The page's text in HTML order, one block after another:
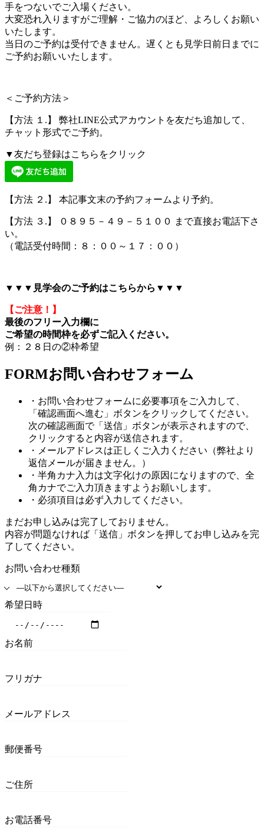
手をつないでご入場ください。
大変恐れ入りますがご理解・ご協力のほど、よろしくお願い
いたします。
当日のご予約は受付できません。遅くとも見学日前日までに
ご予約お願いいたします。
＜ご予約方法＞
【方法 １.】 弊社LINE公式アカウントを友だち追加して、
チャット形式でご予約。
▼友だち登録はこちらをクリック
【方法 ２.】 本記事文末の予約フォームより予約。
【方法 ３.】 ０８９５－４９－５１００ まで直接お電話下さ
い。
（電話受付時間：８：００～１７：００）
▼▼▼見学会のご予約はこちらから▼▼▼
【ご注意！】
最後のフリー入力欄に
ご希望の時間枠を必ずご記入ください。
例：２８日の②枠希望
FORMお問い合わせフォーム
・お問い合わせフォームに必要事項をご入力して、
「確認画面へ進む」ボタンをクリックしてください。
次の確認画面で「送信」ボタンが表示されますので、
クリックすると内容が送信されます。
・メールアドレスは正しくご入力ください（弊社より
返信メールが届きません。）
・半角カナ入力は文字化けの原因になりますので、全
角カナでご入力頂きますようお願いします。
・ 必須項目は必ず入力してください。
まだお申し込みは完了しておりません。
内容が問題なければ「送信」ボタンを押してお申し込みを完
了してください。
お問い合わせ種類
希望日時
お名前
フリガナ
メールアドレス
郵便番号
ご住所
お電話番号